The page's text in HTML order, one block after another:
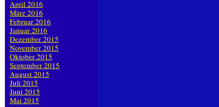
April 2016
März 2016
Februar 2016
Januar 2016
Dezember 2015
November 2015
Oktober 2015
September 2015
August 2015
Juli 2015
Juni 2015
Mai 2015